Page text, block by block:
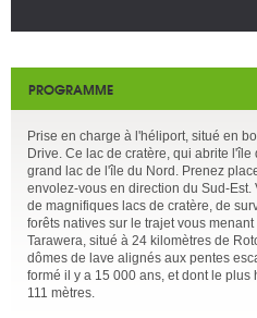
PROGRAMME
Prise en charge à l'héliport, situé en
Drive. Ce lac de cratère, qui abrite
grand lac de l'île du Nord. Prenez
envolez-vous en direction du Sud-
de magnifiques lacs de cratère, de
forêts natives sur le trajet vous
Tarawera, situé à 24 kilomètres de
dômes de lave alignés aux pentes
formé il y a 15 000 ans, et dont le plus
111 mètres.